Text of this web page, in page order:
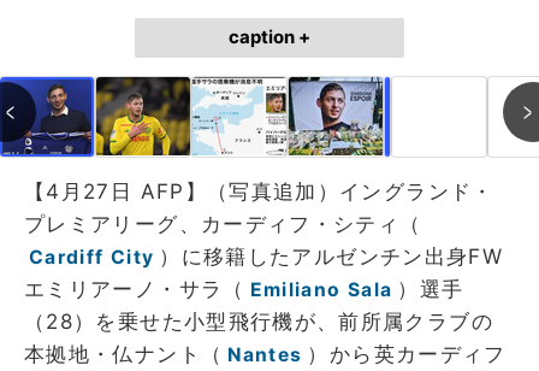
caption +
成中 画像作成中
【4月27日 AFP】（写真追加）イングランド・
プレミアリーグ、カーディフ・シティ（
Cardiff City ）に移籍したアルゼンチン出身FW
エミリアーノ・サラ（ Emiliano Sala ）選手
（28）を乗せた小型飛行機が、前所属クラブの
本拠地・仏ナント（ Nantes ）から英カーディフ